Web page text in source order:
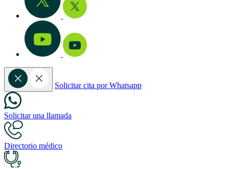
Solicitar cita por Whatsapp
Solicitar una llamada
Directorio médico